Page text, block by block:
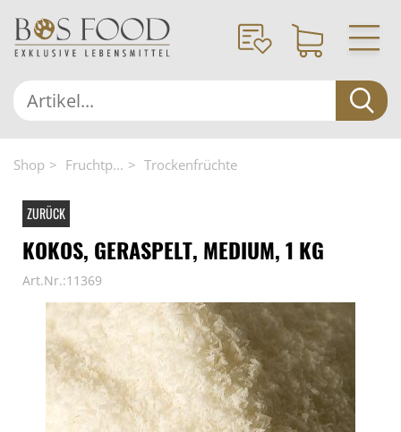
Shop Fruchtp... Trockenfrüchte
ZURÜCK
KOKOS, GERASPELT, MEDIUM, 1 KG
Art.Nr.:11369